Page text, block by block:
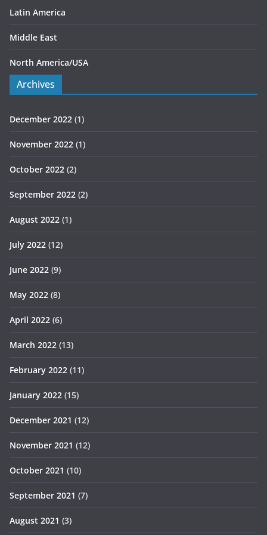
Latin America
Middle East
North America/USA
Archives
December 2022 (1)
November 2022 (1)
October 2022 (2)
September 2022 (2)
August 2022 (1)
July 2022 (12)
June 2022 (9)
May 2022 (8)
April 2022 (6)
March 2022 (13)
February 2022 (11)
January 2022 (15)
December 2021 (12)
November 2021 (12)
October 2021 (10)
September 2021 (7)
August 2021 (3)